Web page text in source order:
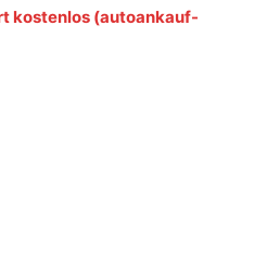
kostenlos (autoankauf-